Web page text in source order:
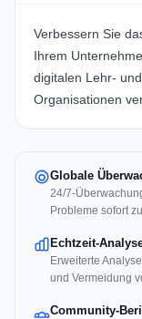
Verbessern Sie
Ihrem
digitalen Lehr-
Organisationen
Globale
24/7-
Probleme sofort
Echtzeit-
Erweiterte
und Vermeidung
Community-